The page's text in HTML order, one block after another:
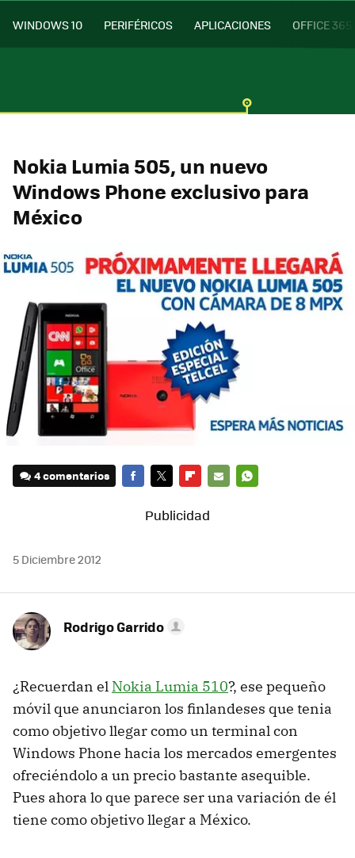
WINDOWS 10 PERIFÉRICOS APLICACIONES OFFICE 365
Nokia Lumia 505, un nuevo
Windows Phone exclusivo para
México
4 comentarios
MAIL
5 Diciembre 2012
Rodrigo Garrido
¿Recuerdan el Nokia Lumia 510?, ese pequeño
móvil que anunciaron los finlandeses que tenia
como objetivo llegar como un terminal con
Windows Phone hacia los mercados emergentes
ofreciéndolo a un precio bastante asequible.
Pues ahora lo que parece ser una variación de él
tiene como objetivo llegar a México.